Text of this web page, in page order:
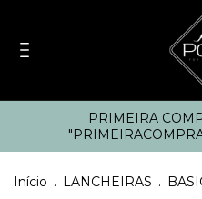
PRIMEIRA
Início . LANCHEIRAS .